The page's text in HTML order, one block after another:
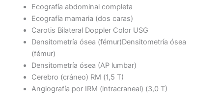
Ecografía abdominal completa
Ecografía mamaria (dos caras)
Carotis Bilateral Doppler Color USG
Densitometría ósea (fémur)Densitometría ósea
(fémur)
Densitometría ósea (AP lumbar)
Cerebro (cráneo) RM (1,5 T)
Angiografía por IRM (intracraneal) (3,0 T)